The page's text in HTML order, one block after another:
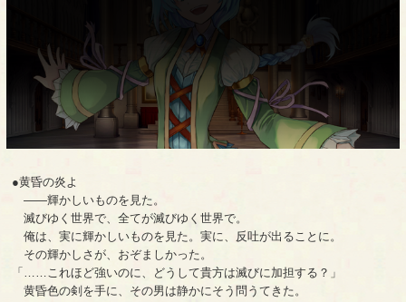
●黄昏の炎よ
――輝かしいものを見た。
滅びゆく世界で、全てが滅びゆく世界で。
俺は、実に輝かしいものを見た。実に、反吐が出ることに。
その輝かしさが、おぞましかった。
「……これほど強いのに、どうして貴方は滅びに加担する？」
黄昏色の剣を手に、その男は静かにそう問うてきた。